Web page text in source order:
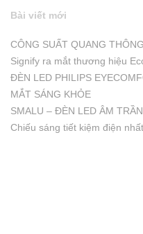
Bài viết mới
CÔNG SUẤT QUANG
Signify ra mắt thương hiệu
ĐÈN LED PHILIPS
MẮT SÁNG KHỎE
SMALU – ĐÈN LED ÂM
Chiếu sáng tiết kiệm điện